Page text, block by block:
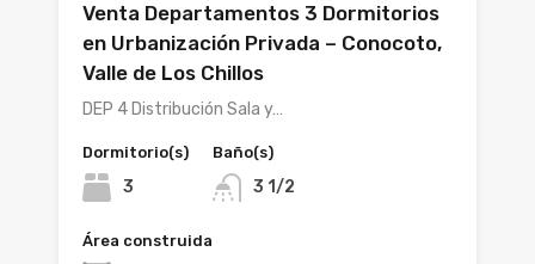
Venta Departamentos 3 Dormitorios
en Urbanización Privada – Conocoto,
Valle de Los Chillos
DEP 4 Distribución Sala y…
Dormitorio(s)
3
Baño(s)
3 1/2
Área construida